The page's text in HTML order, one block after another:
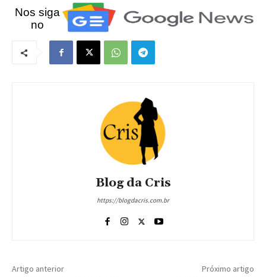
Nos siga
no
Blog da Cris
https://blogdacris.com.br
Artigo anterior Próximo artigo